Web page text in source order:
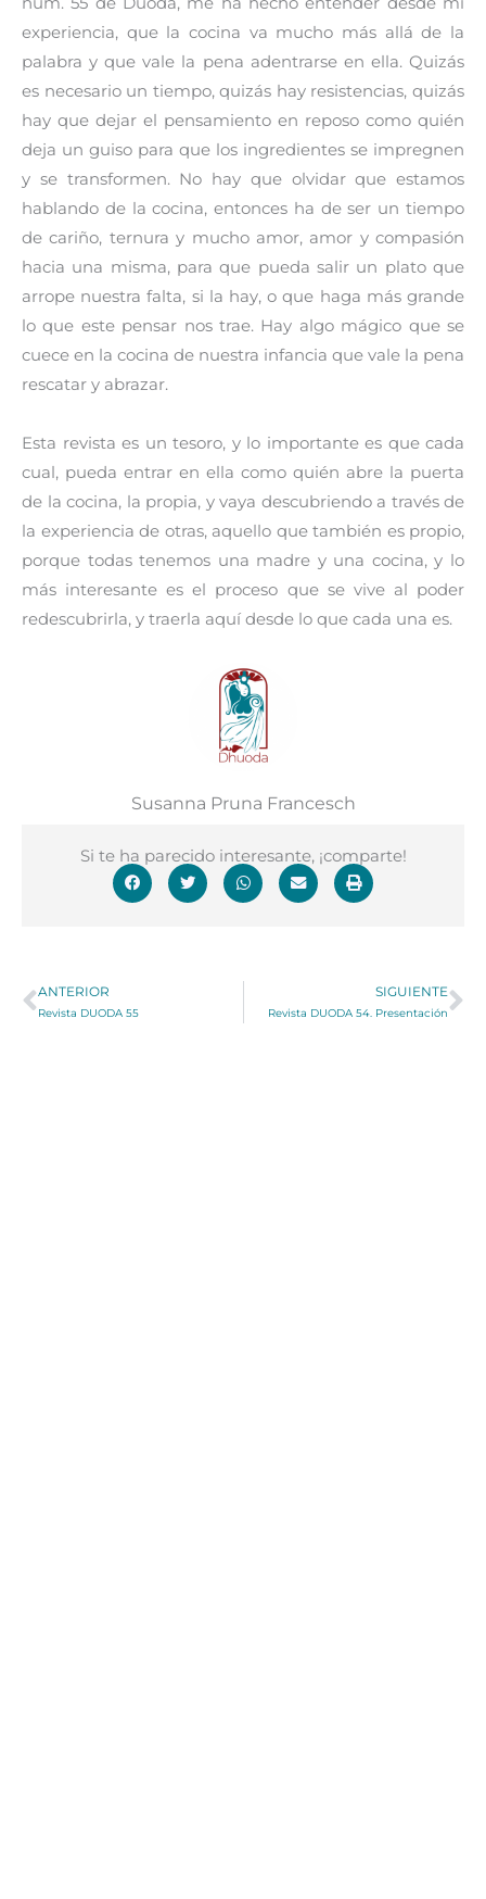
experiencia, que la cocina va mucho más allá de la
palabra y que vale la pena adentrarse en ella. Quizás
es necesario un tiempo, quizás hay resistencias, quizás
hay que dejar el pensamiento en reposo como quién
deja un guiso para que los ingredientes se impregnen
y se transformen. No hay que olvidar que estamos
hablando de la cocina, entonces ha de ser un tiempo
de cariño, ternura y mucho amor, amor y compasión
hacia una misma, para que pueda salir un plato que
arrope nuestra falta, si la hay, o que haga más grande
lo que este pensar nos trae. Hay algo mágico que se
cuece en la cocina de nuestra infancia que vale la pena
rescatar y abrazar.
Esta revista es un tesoro, y lo importante es que cada
cual, pueda entrar en ella como quién abre la puerta
de la cocina, la propia, y vaya descubriendo a través de
la experiencia de otras, aquello que también es propio,
porque todas tenemos una madre y una cocina, y lo
más interesante es el proceso que se vive al poder
redescubrirla, y traerla aquí desde lo que cada una es.
Susanna Pruna Francesch
Si te ha parecido interesante, ¡comparte!
ANTERIOR
Revista DUODA 55
SIGUIENTE
Revista DUODA 54. Presentación